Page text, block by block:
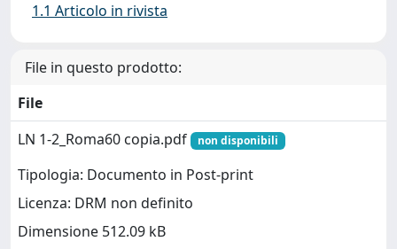
1.1 Articolo in rivista
File in questo prodotto:
File
LN 1-2_Roma60 copia.pdf
non disponibili
Tipologia: Documento in Post-print
Licenza: DRM non definito
Dimensione 512.09 kB